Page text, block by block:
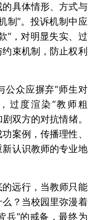
具体情形、方式与
制”。投诉机制中应
”，对明显失实、过
束机制，防止权利
公众应摒弃“师生对
过度渲染“教师粗
双方的对抗情绪。
案例，传播理性、
认识教师的专业地
远行，当教师只能
？当校园里弥漫着
兵”的戒备，最终为